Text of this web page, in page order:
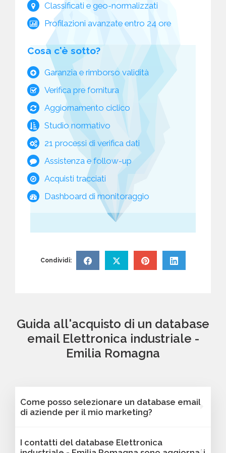
Classificati e geo-normalizzati
Profilazioni avanzate entro 24 ore
Cosa c'è sotto?
Garanzia e rimborso validità
Verifica pre fornitura
Aggiornamento ciclico
Studio normativo
21 processi di verifica dati
Assistenza e follow-up
Acquisti tracciati
Dashboard di monitoraggio
Condividi:
Guida all'acquisto di un database
email Elettronica industriale -
Emilia Romagna
Come posso selezionare un database email
di aziende per il mio marketing?
nostra piattaforma Bancomail. Troverai
I contatti del database Elettronica